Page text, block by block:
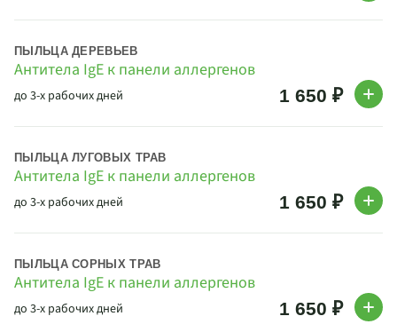
Антитела IgE к панели аллергенов
ПЫЛЬЦА ДЕРЕВЬЕВ
до 3-х рабочих дней 1 650 ₽
Антитела IgE к панели аллергенов
ПЫЛЬЦА ЛУГОВЫХ ТРАВ
до 3-х рабочих дней 1 650 ₽
Антитела IgE к панели аллергенов
ПЫЛЬЦА СОРНЫХ ТРАВ
до 3-х рабочих дней 1 650 ₽